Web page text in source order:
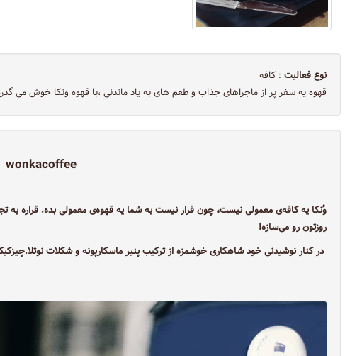
نوع فعالیت : کافه
قهوه یه سفر پر از ماجراهای جذاب و طعم های به یاد ماندنی ،با قهوه ونکا خوش می
wonkacoffee
وُنکا یه کافه‌ی معمولی نیست، چون قرار نیست به شما یه قهوه‌ی معمولی بده. قراره یه
روزتون رو می‌سازه!
در کنار نوشیدنی خود شاهکاری خوشمزه از ترکیب پنیر ماسکارپونه و شکلات